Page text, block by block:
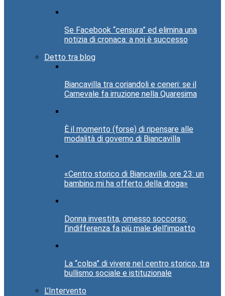
Se Facebook “censura” ed elimina una
notizia di cronaca: a noi è successo
Detto tra blog
Biancavilla tra coriandoli e ceneri: se il
Carnevale fa irruzione nella Quaresima
È il momento (forse) di ripensare alle
modalità di governo di Biancavilla
«Centro storico di Biancavilla, ore 23: un
bambino mi ha offerto della droga»
Donna investita, omesso soccorso:
l’indifferenza fa più male dell’impatto
La “colpa” di vivere nel centro storico, tra
bullismo sociale e istituzionale
L’Intervento